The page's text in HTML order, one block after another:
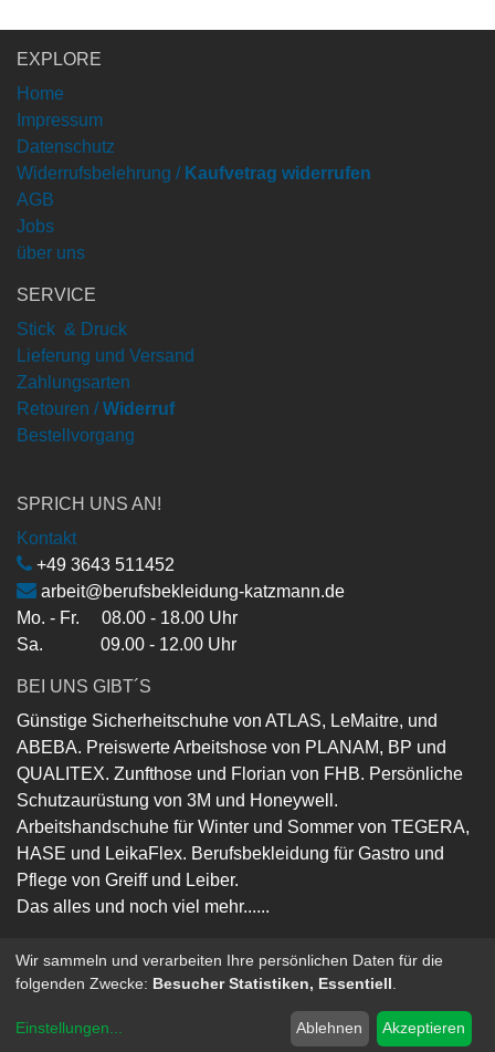
EXPLORE
Home
Impressum
Datenschutz
Widerrufsbelehrung / Kaufvetrag widerrufen
AGB
Jobs
über uns
SERVICE
Stick & Druck
Lieferung und Versand
Zahlungsarten
Retouren / Widerruf
Bestellvorgang
SPRICH UNS AN!
Kontakt
+49 3643 511452
arbeit@berufsbekleidung-katzmann.de
Mo. - Fr. 08.00 - 18.00 Uhr
Sa. 09.00 - 12.00 Uhr
BEI UNS GIBT´S
Günstige Sicherheitschuhe von ATLAS, LeMaitre, und
ABEBA. Preiswerte Arbeitshose von PLANAM, BP und
QUALITEX. Zunfthose und Florian von FHB. Persönliche
Schutzaurüstung von 3M und Honeywell.
Arbeitshandschuhe für Winter und Sommer von TEGERA,
HASE und LeikaFlex. Berufsbekleidung für Gastro und
Pflege von Greiff und Leiber.
Das alles und noch viel mehr......
Copyright © Berufsbekleidung-Katzmann-GmbH
Open-Source eCommerce
Wir sammeln und verarbeiten Ihre persönlichen Daten für die
folgenden Zwecke: Besucher Statistiken, Essentiell
Einstellungen... Ablehnen Akzeptieren